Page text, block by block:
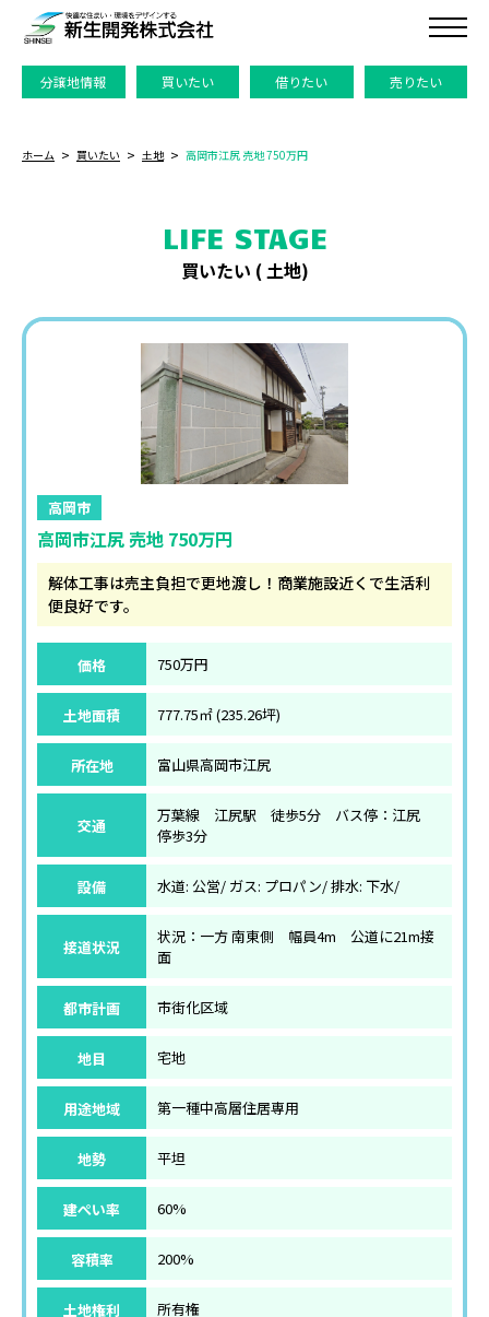
分譲地情報 買いたい 借りたい 売りたい
ホーム 買いたい 土地 高岡市江尻 売地 750万円
LIFE STAGE
買いたい (土地)
高岡市
高岡市江尻 売地 750万円
解体工事は売主負担で更地渡し！商業施設近くで生活利
便良好です。
価格 750万円
土地面積 777.75㎡ (235.26坪)
所在地 富山県高岡市江尻
交通
万葉線 江尻駅 徒歩5分 バス停：江尻
停歩3分
設備 水道: 公営/ ガス: プロパン/ 排水: 下水/
接道状況
状況：一方 南東側 幅員4m 公道に21m接
面
都市計画 市街化区域
地目 宅地
用途地域 第一種中高層住居専用
地勢 平坦
建ぺい率 60%
容積率 200%
土地権利 所有権